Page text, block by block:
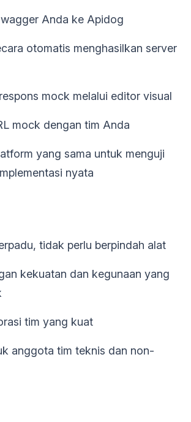
Anda ke Apidog
otomatis menghasilkan server
mock melalui editor visual
mock dengan tim Anda
yang sama untuk menguji
nyata
tidak perlu berpindah alat
kekuatan dan kegunaan yang
tim yang kuat
anggota tim teknis dan non-